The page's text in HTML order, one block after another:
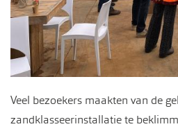
Veel bezoekers maakten van de
zandklasseerinstallatie te